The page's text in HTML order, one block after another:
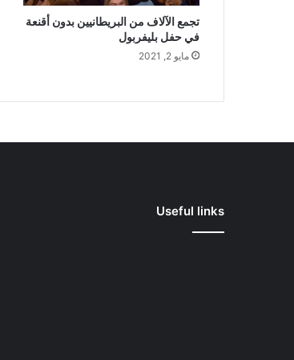
تجمع الآلاف من البريطانيين بدون أقنعة
في حفل بليفربول
مايو 2, 2021
Useful links